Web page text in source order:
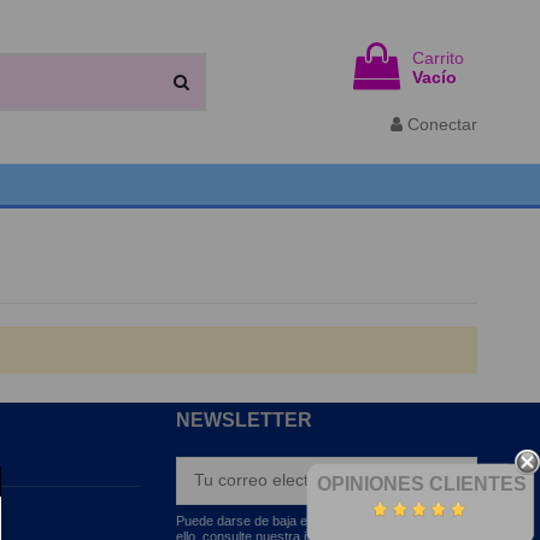
Carrito
Vacío
Conectar
OPINIONES CLIENTES
NEWSLETTER
Puede darse de baja en cualquier momento. Para
ello, consulte nuestra información de contacto en